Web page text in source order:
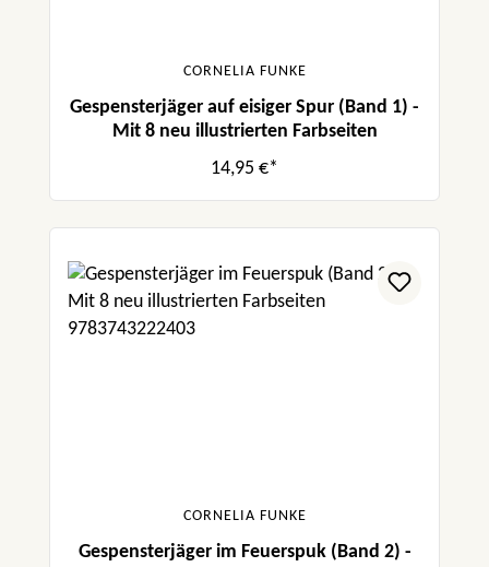
CORNELIA FUNKE
Gespensterjäger auf eisiger Spur (Band 1) -
Mit 8 neu illustrierten Farbseiten
14,95 €*
CORNELIA FUNKE
Gespensterjäger im Feuerspuk (Band 2) -